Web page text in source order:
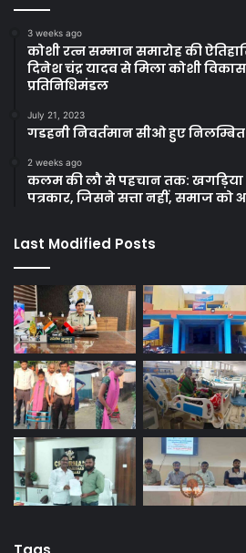
3 weeks ago
कोशी रत्न सम्मान समारोह की
दिनेश चंद्र यादव से मिला कोशी विकास
प्रतिनिधिमंडल
July 21, 2023
गडहनी निवर्तमान सीओ हुए
2 weeks ago
कलम की लौ से पहचान तक: खगड़िया
पत्रकार, जिसने सत्ता नहीं, समाज को
Last Modified Posts